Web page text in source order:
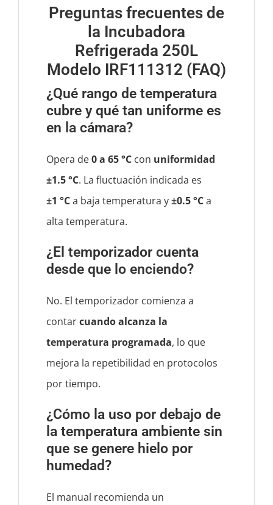
Preguntas frecuentes de
la Incubadora
Refrigerada 250L
Modelo IRF111312 (FAQ)
¿Qué rango de temperatura
cubre y qué tan uniforme es
en la cámara?
Opera de0 a 65 °C con uniformidad
±1.5 °C. La fluctuación indicada es
±1 °Ca baja temperatura y±0.5 °Ca
alta temperatura.
¿El temporizador cuenta
desde que lo enciendo?
No. El temporizador comienza a
contarcuando alcanza la
temperatura programada, lo que
mejora la repetibilidad en protocolos
por tiempo.
¿Cómo la uso por debajo de
la temperatura ambiente sin
que se genere hielo por
humedad?
El manual recomienda un